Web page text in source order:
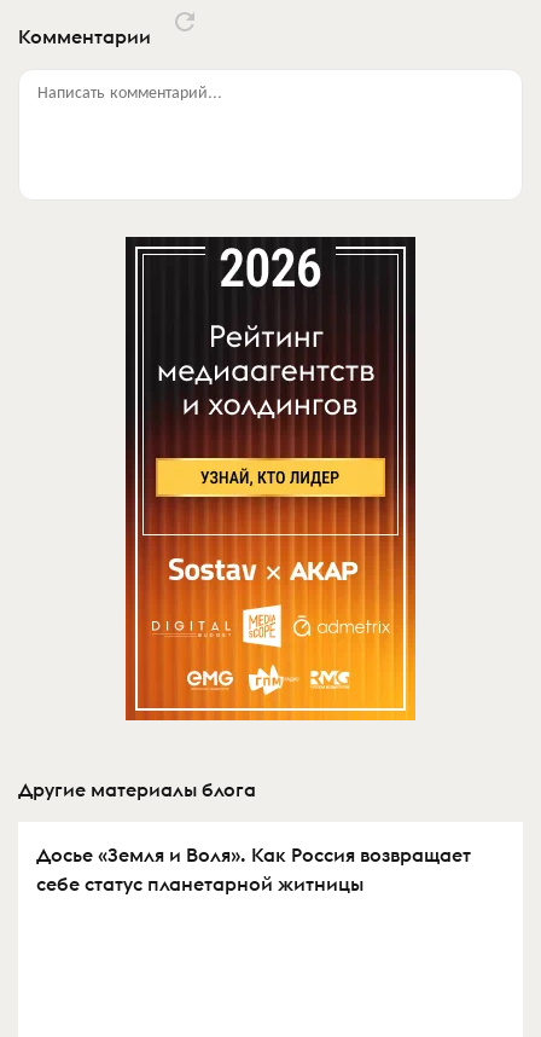
Комментарии
Написать комментарий...
Другие материалы блога
Досье «Земля и Воля». Как Россия возвращает
себе статус планетарной житницы